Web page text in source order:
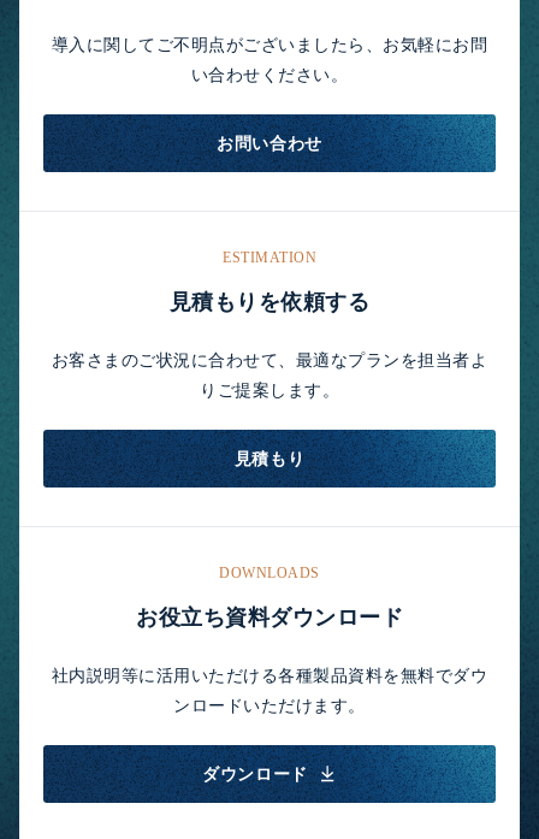
導入に関してご不明点がございましたら、お気軽にお問
い合わせください。
お問い合わせ
ESTIMATION
見積もりを依頼する
お客さまのご状況に合わせて、最適なプランを担当者よ
りご提案します。
見積もり
DOWNLOADS
お役立ち資料ダウンロード
社内説明等に活用いただける各種製品資料を無料でダウ
ンロードいただけます。
ダウンロード